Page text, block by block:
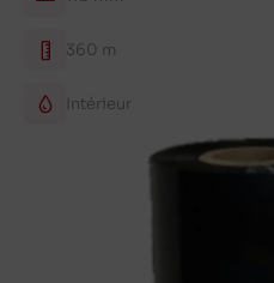
360 m
Intérieur